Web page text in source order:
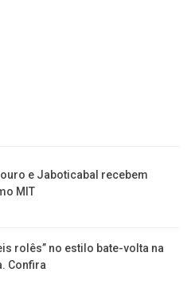
e Jaboticabal recebem
MIT
rolês” no estilo bate-volta na
Confira